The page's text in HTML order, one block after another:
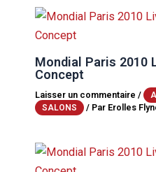
Mondial Paris 2010
Concept
Laisser un commentaire /
SALONS / Par Erolles